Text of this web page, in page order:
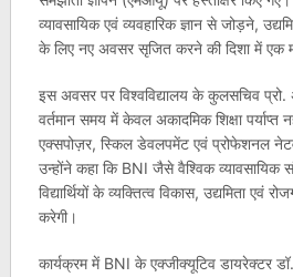
व्यावसायिक एवं व्यवहारिक ज्ञान से जोड़ने,
के लिए नए अवसर सृजित करने की दिशा में एक
इस अवसर पर विश्वविद्यालय के कुलसचिव प्रो.
वर्तमान समय में केवल अकादमिक शिक्षा पर्याप्त
एक्सपोज़र, स्किल डेवलपमेंट एवं प्रोफेशनल
उन्होंने कहा कि BNI जैसे वैश्विक व्यावसायिक
विद्यार्थियों के व्यक्तित्व विकास, उद्यमिता एवं
करेगी।
कार्यक्रम में BNI के एक्जीक्यूटिव डायरेक्टर